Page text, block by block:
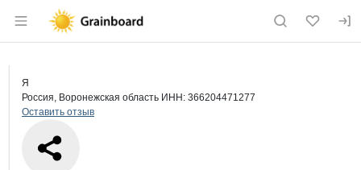
Раздел навигации по сайту
Страница компанииЯровой
Страница компании
Краткая информация о компании
Я
Россия, Воронежская область ИНН: 366204471277
Оставить отзыв